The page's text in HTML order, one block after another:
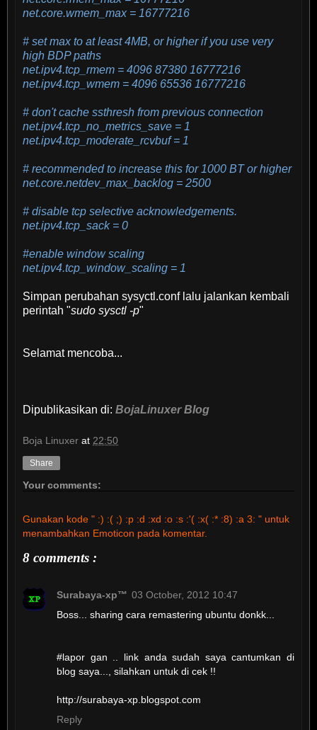
net.core.wmem_max = 16777216
# set max to at least 4MB, or higher if you use very
high BDP paths
net.ipv4.tcp_rmem = 4096 87380 16777216
net.ipv4.tcp_wmem = 4096 65536 16777216
# don't cache ssthresh from previous connection
net.ipv4.tcp_no_metrics_save = 1
net.ipv4.tcp_moderate_rcvbuf = 1
# recommended to increase this for 1000 BT or higher
net.core.netdev_max_backlog = 2500
# disable tcp selective acknowledgements.
net.ipv4.tcp_sack = 0
#enable window scaling
net.ipv4.tcp_window_scaling = 1
Simpan perubahan sysyctl.conf lalu jalankan kembali
perintah "sudo sysctl -p"
Selamat mencoba...
Dipublikasikan di:BojaLinuxer Blog
Boja Linuxer at 22:50
Share
Your comments:
Gunakan kode " :) :( ;) :p :d :xd :o :s :'( :x( :* :8) :a 3: " untuk
menambahkan Emoticon pada komentar.
8 comments :
Surabaya-xp™ 03 October, 2012 10:47
Boss... sharing cara remastering ubuntu donkk...
#lapor gan .. link anda sudah saya cantumkan di
blog saya..., silahkan untuk di cek !!
http://surabaya-xp.blogspot.com
Reply